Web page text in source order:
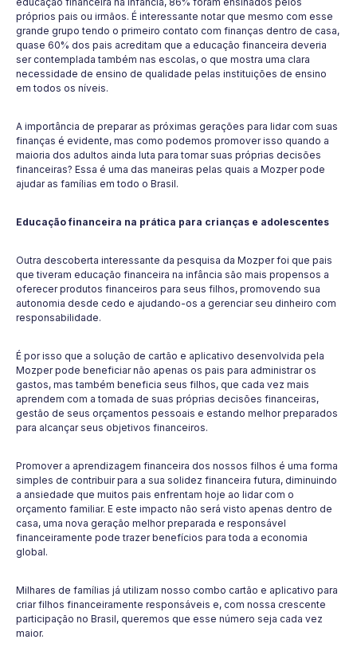
próprios pais ou irmãos. É interessante notar que mesmo com esse
grande grupo tendo o primeiro contato com finanças dentro de casa,
quase 60% dos pais acreditam que a educação financeira deveria
ser contemplada também nas escolas, o que mostra uma clara
necessidade de ensino de qualidade pelas instituições de ensino
em todos os níveis.
A importância de preparar as próximas gerações para lidar com suas
finanças é evidente, mas como podemos promover isso quando a
maioria dos adultos ainda luta para tomar suas próprias decisões
financeiras? Essa é uma das maneiras pelas quais a Mozper pode
ajudar as famílias em todo o Brasil.
Educação financeira na prática para crianças e adolescentes
Outra descoberta interessante da pesquisa da Mozper foi que pais
que tiveram educação financeira na infância são mais propensos a
oferecer produtos financeiros para seus filhos, promovendo sua
autonomia desde cedo e ajudando-os a gerenciar seu dinheiro com
responsabilidade.
É por isso que a solução de cartão e aplicativo desenvolvida pela
Mozper pode beneficiar não apenas os pais para administrar os
gastos, mas também beneficia seus filhos, que cada vez mais
aprendem com a tomada de suas próprias decisões financeiras,
gestão de seus orçamentos pessoais e estando melhor preparados
para alcançar seus objetivos financeiros.
Promover a aprendizagem financeira dos nossos filhos é uma forma
simples de contribuir para a sua solidez financeira futura, diminuindo
a ansiedade que muitos pais enfrentam hoje ao lidar com o
orçamento familiar. E este impacto não será visto apenas dentro de
casa, uma nova geração melhor preparada e responsável
financeiramente pode trazer benefícios para toda a economia
global.
Milhares de famílias já utilizam nosso combo cartão e aplicativo para
criar filhos financeiramente responsáveis ​​e, com nossa crescente
participação no Brasil, queremos que esse número seja cada vez
maior.